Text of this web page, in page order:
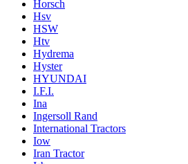
Horsch
Hsv
HSW
Htv
Hydrema
Hyster
HYUNDAI
I.F.I.
Ina
Ingersoll Rand
International Tractors
Iow
Iran Tractor